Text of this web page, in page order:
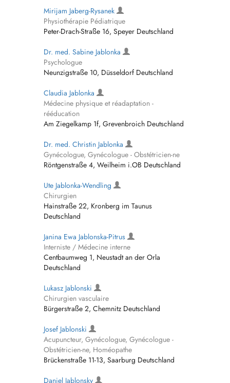
Mirijam Jaberg-Rysanek
Physiothérapie Pédiatrique
Peter-Drach-Straße 16, Speyer Deutschland
Dr. med. Sabine Jablonka
Psychologue
Neunzigstraße 10, Düsseldorf Deutschland
Claudia Jablonka
Médecine physique et réadaptation -
rééducation
Am Ziegelkamp 1f, Grevenbroich Deutschland
Dr. med. Christin Jablonka
Gynécologue, Gynécologue - Obstétricien-ne
Röntgenstraße 4, Weilheim i.OB Deutschland
Ute Jablonka-Wendling
Chirurgien
Hainstraße 22, Kronberg im Taunus
Deutschland
Janina Ewa Jablonska-Pitrus
Interniste / Médecine interne
Centbaumweg 1, Neustadt an der Orla
Deutschland
Lukasz Jablonski
Chirurgien vasculaire
Bürgerstraße 2, Chemnitz Deutschland
Josef Jablonski
Acupuncteur, Gynécologue, Gynécologue -
Obstétricien-ne, Homéopathe
Brückenstraße 11-13, Saarburg Deutschland
Daniel Jablonsky